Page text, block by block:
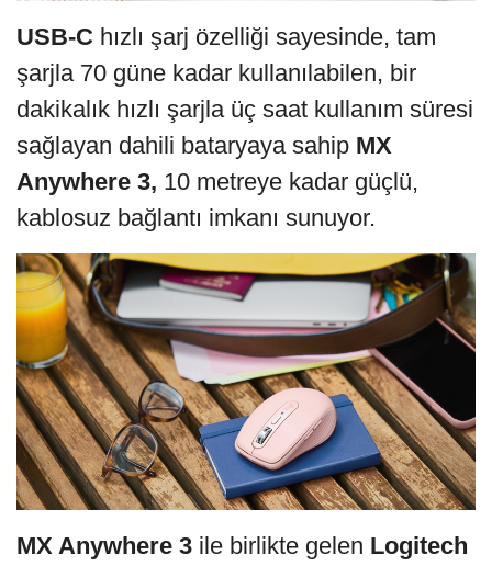
USB-C hızlı şarj özelliği sayesinde, tam
şarjla 70 güne kadar kullanılabilen, bir
dakikalık hızlı şarjla üç saat kullanım süresi
sağlayan dahili bataryaya sahip MX
Anywhere 3, 10 metreye kadar güçlü,
kablosuz bağlantı imkanı sunuyor.
MX Anywhere 3 ile birlikte gelen Logitech